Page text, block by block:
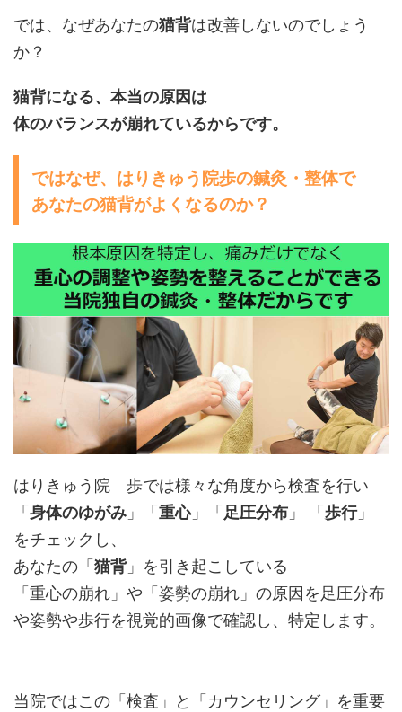
では、なぜあなたの猫背は改善しないのでしょう
か？
猫背になる、本当の原因は
体のバランスが崩れているからです。
ではなぜ、はりきゅう院歩の鍼灸・整体で
あなたの猫背がよくなるのか？
はりきゅう院 歩では様々な角度から検査を行い
「 身体のゆがみ 」「 重心」「 足圧分布 」 「 歩行」
をチェックし、
あなたの「 猫背」を引き起こしている
「重心の崩れ」や「姿勢の崩れ」の原因を足圧分布
や姿勢や歩行を視覚的画像で確認し、特定します。
当院ではこの「検査」と「カウンセリング」を重要